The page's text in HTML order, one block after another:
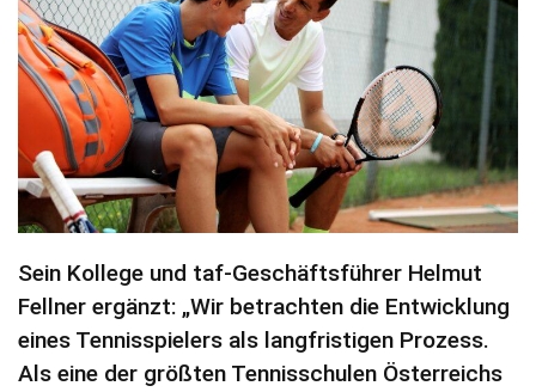
Sein Kollege und taf-Geschäftsführer Helmut
Fellner ergänzt: „Wir betrachten die Entwicklung
eines Tennisspielers als langfristigen Prozess.
Als eine der größten Tennisschulen Österreichs